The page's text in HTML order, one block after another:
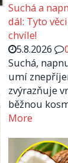
Suchá a
dál: Tyto
chvíle!
5.8.2026
Suchá,
umí
zvýrazňuje
běžnou
More